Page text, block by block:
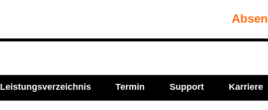
Leistungsverzeichnis Termin Support Karriere